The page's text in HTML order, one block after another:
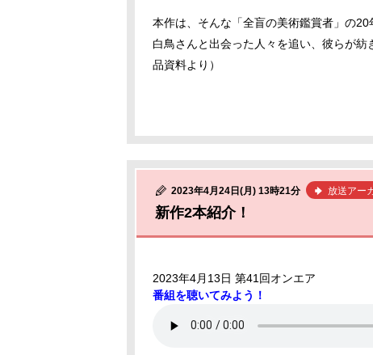
本作は、そんな「全盲の美術鑑賞者」の
白鳥さんと出会った人々を追い、彼らが
品資料より）
2023年4月24日(月) 13時21分 放送アー
新作2本紹介！
2023年4月13日 第41回オンエア
番組を聴いてみよう！